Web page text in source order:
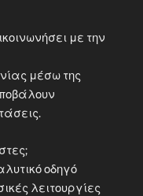
με την
μέσω της
οδηγό
λειτουργίες